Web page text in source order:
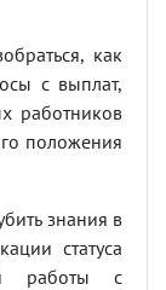
как
с выплат,
работников
положения
знания в
статуса
работы с